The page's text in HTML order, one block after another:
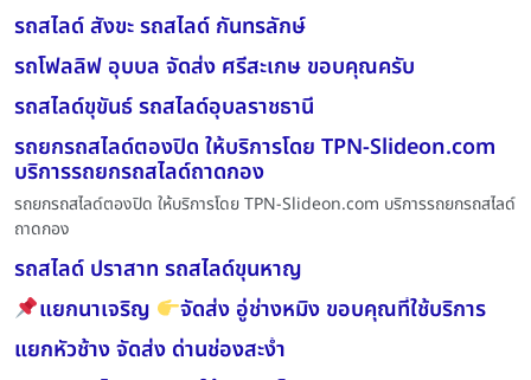
รถสไลด์ สังขะ รถสไลด์ กันทรลักษ์
รถโฟลลิฟ อุบบล จัดส่ง ศรีสะเกษ ขอบคุณครับ
รถสไลด์ขุขันธ์ รถสไลด์อุบลราชธานี
รถยกรถสไลด์ตองปิด ให้บริการโดย TPN-Slideon.com
บริการรถยกรถสไลด์ถาดกอง
รถยกรถสไลด์ตองปิด ให้บริการโดย TPN-Slideon.com บริการรถยกรถสไลด์
ถาดกอง
รถสไลด์ ปราสาท รถสไลด์ขุนหาญ
แยกนาเจริญ
จัดส่ง อู่ช่างหมิง ขอบคุณที่ใช้บริการ
แยกหัวช้าง จัดส่ง ด่านช่องสะง่ำ